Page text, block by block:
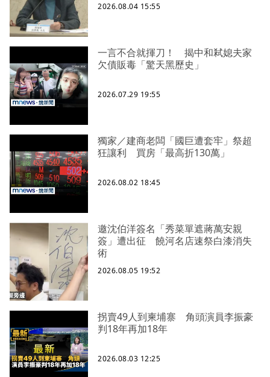
2026.08.04 15:55
一言不合就揮刀！ 揭中和弒媳夫家
欠債販毒「驚天黑歷史」
2026.07.29 19:55
獨家／建商老闆「國巨遭套牢」祭超
狂讓利 買房「最高折130萬」
2026.08.02 18:45
邀沈伯洋簽名「秀菜單遮蔣萬安親
簽」遭出征 饒河名店速祭白漆消失
術
2026.08.05 19:52
拐賣49人到柬埔寨 角頭演員李振豪
判18年再加18年
2026.08.03 12:25